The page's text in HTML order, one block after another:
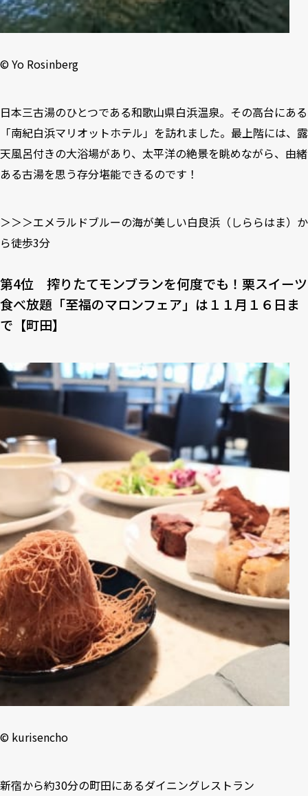
©︎ Yo Rosinberg
日本三古湯のひとつである和歌山県白浜温泉。その高台にある
「南紀白浜マリオットホテル」を訪れました。最上階には、露
天風呂付きの大浴場があり、太平洋の絶景を眺めながら、由緒
ある古湯を思う存分堪能できるのです！
＞＞＞エメラルドブルーの海が美しい白良浜（しららはま）か
ら徒歩3分
第4位 搾りたてモンブランを何度でも！栗スイーツ
⾷べ放題「⾄福のマロンフェア」は１１⽉１６⽇ま
で【町⽥】
©︎ kurisencho
新宿から約30分の町田にあるダイニングレストラン